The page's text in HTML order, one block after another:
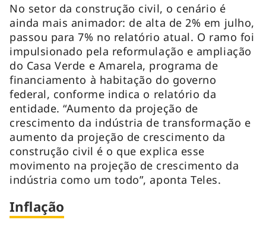
No setor da construção civil, o cenário é
ainda mais animador: de alta de 2% em julho,
passou para 7% no relatório atual. O ramo foi
impulsionado pela reformulação e ampliação
do Casa Verde e Amarela, programa de
financiamento à habitação do governo
federal, conforme indica o relatório da
entidade. “Aumento da projeção de
crescimento da indústria de transformação e
aumento da projeção de crescimento da
construção civil é o que explica esse
movimento na projeção de crescimento da
indústria como um todo”, aponta Teles.
Inflação